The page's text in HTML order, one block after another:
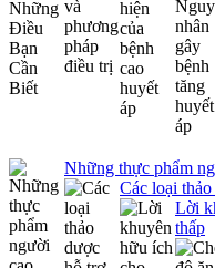
Những thực phẩm
Các loại
Lời
thấp